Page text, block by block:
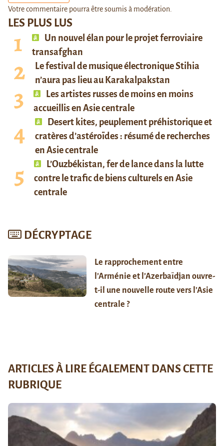
LES PLUS LUS
Un nouvel élan pour le projet ferroviaire
transafghan
Le festival de musique électronique Stihia
n’aura pas lieu au Karakalpakstan
Les artistes russes de moins en moins
accueillis en Asie centrale
Desert kites, peuplement préhistorique et
cratères d’astéroïdes : résumé de recherches
en Asie centrale
L’Ouzbékistan, fer de lance dans la lutte
contre le trafic de biens culturels en Asie
centrale
DÉCRYPTAGE
Le rapprochement entre
l’Arménie et l’Azerbaïdjan ouvre-
t-il une nouvelle route vers l’Asie
centrale ?
Votre commentaire pourra être soumis à modération.
ARTICLES À LIRE ÉGALEMENT DANS CETTE
RUBRIQUE